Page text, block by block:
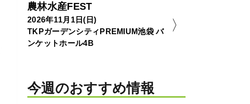
農林水産FEST
2026年11月1日(日)
TKPガーデンシティPREMIUM池袋 バ
ンケットホール4B
今週のおすすめ情報